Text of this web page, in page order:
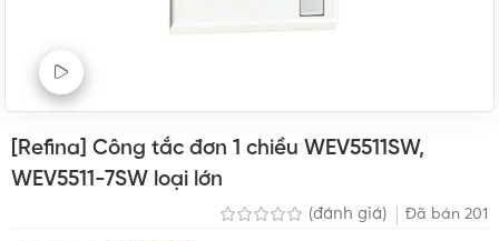
[Refina] Công tắc đơn 1 chiều WEV5511SW,
WEV5511-7SW loại lớn
(đánh giá) Đã bán 201